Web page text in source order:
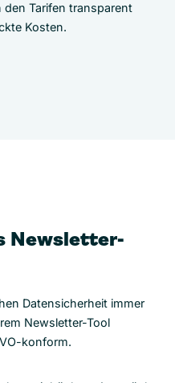
Tarifen transparent
Kosten.
Newsletter-
Datensicherheit immer
Newsletter-Tool
konform.